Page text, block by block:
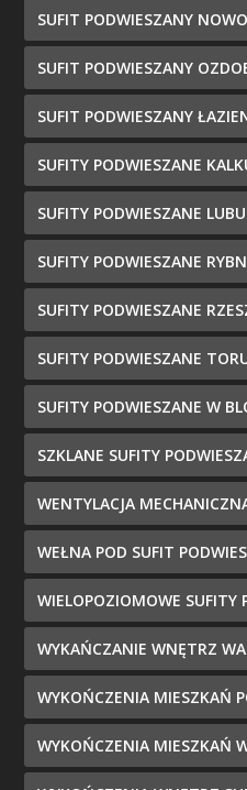
SUFIT PODWIESZANY
SUFIT PODWIESZANY
SUFIT PODWIESZANY
SUFITY PODWIESZANE
SUFITY PODWIESZANE
SUFITY PODWIESZANE
SUFITY PODWIESZANE
SUFITY PODWIESZANE
SUFITY PODWIESZANE W
SZKLANE SUFITY
WENTYLACJA
WEŁNA POD SUFIT
WIELOPOZIOMOWE SUFITY
WYKAŃCZANIE WNĘTRZ
WYKOŃCZENIA MIESZKAŃ
WYKOŃCZENIA MIESZKAŃ